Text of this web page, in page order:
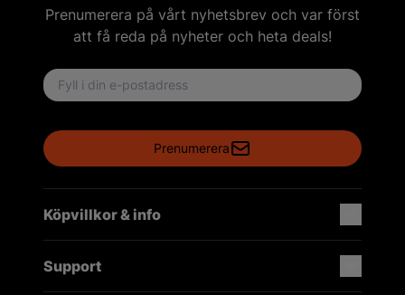
Prenumerera på vårt nyhetsbrev och var först
att få reda på nyheter och heta deals!
Email address
Prenumerera
Köpvillkor & info
Support